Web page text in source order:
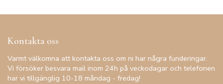
Kontakta oss
Varmt välkomna att kontakta oss om ni har några funderingar.
Vi försöker besvara mail inom 24h på veckodagar och telefonen
har vi tillgänglig 10-18 måndag - fredag!